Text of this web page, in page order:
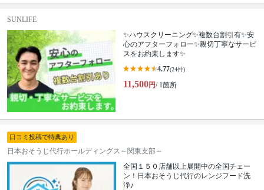
SUNLIFE
✨ハウスクリーニング✨複数台割引有✨安
心のアフターフォロー✨親切丁寧なサービ
スをお約束します✨
4.77(24件)
11,500円/ 1箇所
口コミ投稿で特典あり
日本おそうじ代行ホールディングス～関東支部～
全国１５０店舗以上展開中の全国チェー
ン！日本おそうじ代行のレンジフード洗
浄♪